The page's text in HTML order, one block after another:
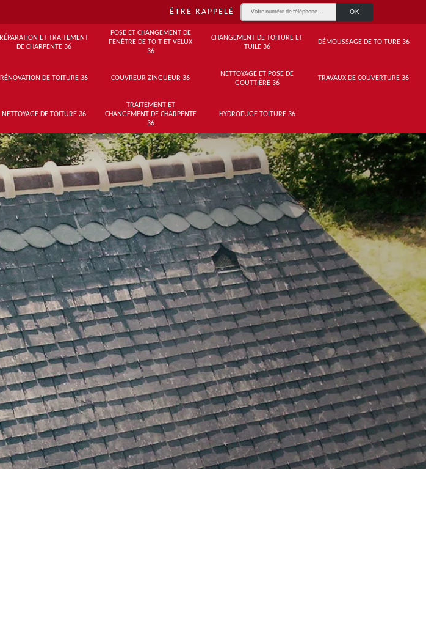
ÊTRE RAPPELÉ
RÉPARATION ET TRAITEMENT
DE CHARPENTE 36
POSE ET CHANGEMENT DE
FENÊTRE DE TOIT ET VELUX
36
CHANGEMENT DE TOITURE ET
TUILE 36
DÉMOUSSAGE DE TOITURE 36
RÉNOVATION DE TOITURE 36 COUVREUR ZINGUEUR 36
NETTOYAGE ET POSE DE
GOUTTIÈRE 36
TRAVAUX DE COUVERTURE 36
NETTOYAGE DE TOITURE 36
TRAITEMENT ET
CHANGEMENT DE CHARPENTE
36
HYDROFUGE TOITURE 36